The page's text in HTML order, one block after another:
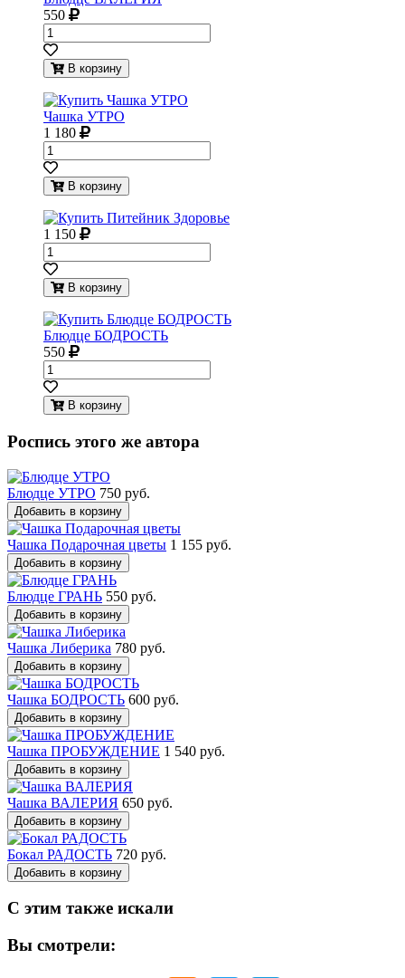
550
В корзину
Чашка УТРО
1 180
В корзину
1 150
В корзину
Блюдце БОДРОСТЬ
550
В корзину
Роспись этого же автора
Блюдце УТРО 750 руб.
Добавить в корзину
Чашка Подарочная цветы 1 155 руб.
Добавить в корзину
Блюдце ГРАНЬ 550 руб.
Добавить в корзину
Чашка Либерика 780 руб.
Добавить в корзину
Чашка БОДРОСТЬ 600 руб.
Добавить в корзину
Чашка ПРОБУЖДЕНИЕ 1 540 руб.
Добавить в корзину
Чашка ВАЛЕРИЯ 650 руб.
Добавить в корзину
Бокал РАДОСТЬ 720 руб.
Добавить в корзину
С этим также искали
Вы смотрели: